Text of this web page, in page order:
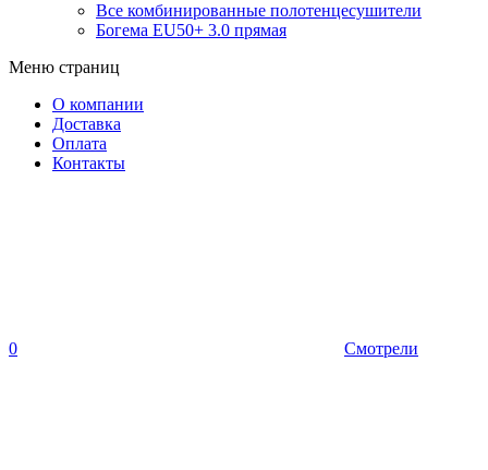
Все комбинированные полотенцесушители
Богема EU50+ 3.0 прямая
Меню страниц
О компании
Доставка
Оплата
Контакты
0 Смотрели